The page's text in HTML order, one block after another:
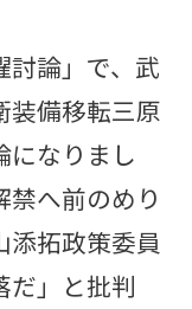
論」で、武
装備移転三原
になりまし
へ前のめり
添拓政策委員
だ」と批判